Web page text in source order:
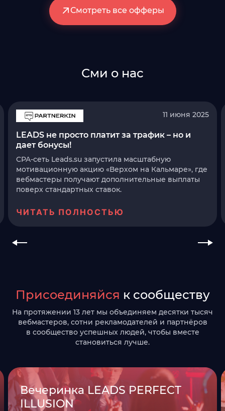
Смотреть все офферы
Сми о нас
11 июня 2025
LEADS не просто платит за трафик – но и
дает бонусы!
CPA-сеть Leads.su запустила масштабную
мотивационную акцию «Верхом на Кальмаре», где
вебмастеры получают дополнительные выплаты
поверх стандартных ставок.
ЧИТАТЬ ПОЛНОСТЬЮ
Присоединяйся к сообществу
На протяжении 13 лет мы объединяем десятки тысяч
вебмастеров, сотни рекламодателей и партнёров
в сообщество успешных людей, чтобы вместе
становиться лучше.
Вечеринка LEADS PERFECT
ILLUSION